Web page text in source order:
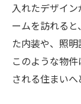
入れたデザイ
ームを訪れる
た内装や、照明
このような物
される住まいへ